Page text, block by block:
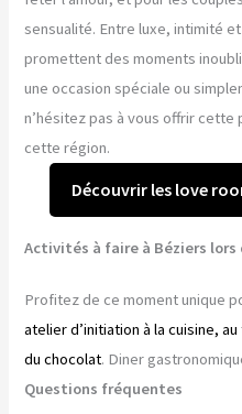
sensualité. Entre luxe, intimité
promettent des moments
une occasion spéciale ou
n’hésitez pas à vous offrir
cette région.
Découvrir les love
Activités à faire à Béziers
Profitez de ce moment unique
atelier d’initiation à la cuisine,
du chocolat. Diner
Questions fréquentes